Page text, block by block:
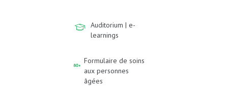
Auditorium | e-
learnings
Formulaire de soins
aux personnes
âgées